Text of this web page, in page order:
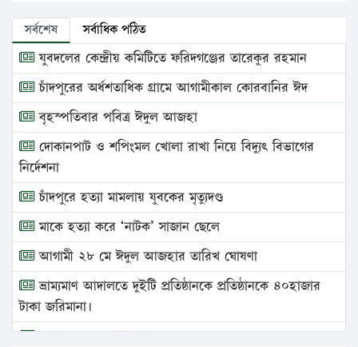
সর্বশেষ সর্বাধিক পঠিত
যুবদলের কেন্দ্রীয় কমিটিতে ফরিদগঞ্জের তারেকুর রহমান
চাঁদপুরের অর্ধশতাধিক গ্রামে আগামীকাল কোরবানির ঈদ
বৃহস্পতিবার পবিত্র ঈদুল আজহা
দোকানপাট ও শপিংমল খোলা রাখা নিয়ে বিদ্যুৎ বিভাগের
নির্দেশনা
চাঁদপুরে হত্যা মামলায় যুবকের মৃত্যুদণ্ড
মাকে হত্যা করে ‘নাটক’ সাজান ছেলে
আগামী ২৮ মে ঈদুল আজহার তারিখ ঘোষণা
ভ্রাম্যমাণ আদালতে দুইটি প্রতিষ্ঠানকে প্রতিষ্ঠানকে ৪০হাজার
টাকা জরিমানা।
এবার লঞ্চের ভাড়া বাড়ল